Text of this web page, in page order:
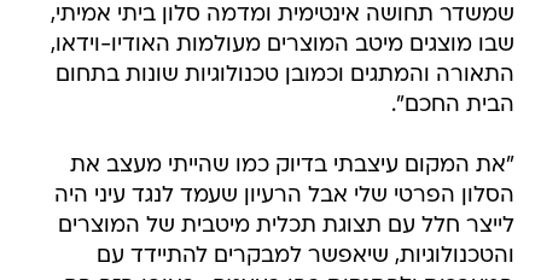
שמשדר תחושה אינטימית ומדמה סלון ביתי אמיתי,
שבו מוצגים מיטב המוצרים מעולמות האודיו-וידאו,
התאורה והמתגים וכמובן טכנולוגיות שונות בתחום
הבית החכם".
"את המקום עיצבתי בדיוק כמו שהייתי מעצב את
הסלון הפרטי שלי אבל הרעיון שעמד לנגד עיני היה
לייצר חלל עם תצוגת תכלית מיטבית של המוצרים
והטכנולוגיות, שיאפשר למבקרים להתיידד עם